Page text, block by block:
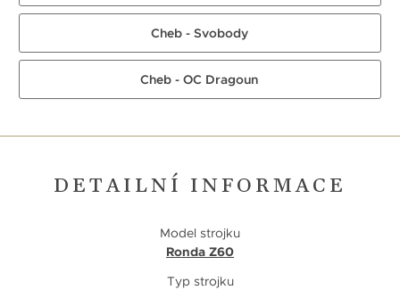
Cheb - Svobody
Cheb - OC Dragoun
DETAILNÍ INFORMACE
Model strojku
Ronda Z60
Typ strojku